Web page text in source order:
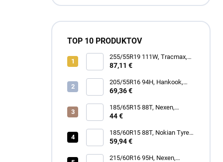
TOP 10 PRODUKTOV
255/55R19 111W, Tracmax,
TRAC SAVER A/S
87,11 €
205/55R16 94H, Hankook,
H750 KINERGY 4S 2
69,36 €
185/65R15 88T, Nexen,
WINGUARD SNOW G3 WH21
44 €
185/60R15 88T, Nokian Tyres,
SNOWPROOF 1
59,94 €
215/60R16 95H, Nexen,